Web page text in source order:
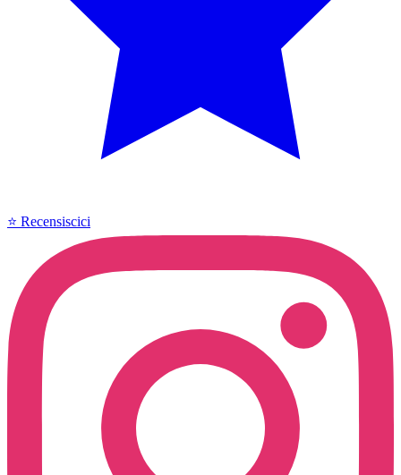
⭐ Recensiscici